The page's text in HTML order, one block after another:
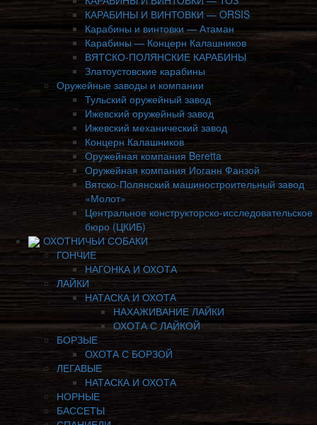
КАРАБИНЫ И ВИНТОВКИ — ORSIS
Карабины и винтовки — Атаман
Карабины — Концерн Калашников
ВЯТСКО-ПОЛЯНСКИЕ КАРАБИНЫ
Златоустовские карабины
Оружейные заводы и компании
Тульский оружейный завод
Ижевский оружейный завод
Ижевский механический завод
Концерн Калашников
Оружейная компания Beretta
Оружейная компания Иоганн Фанзой
Вятско-Полянский машиностроительный завод
«Молот»
Центральное конструкторско-исследовательское
бюро (ЦКИБ)
ОХОТНИЧЬИ СОБАКИ
ГОНЧИЕ
НАГОНКА И ОХОТА
ЛАЙКИ
НАТАСКА И ОХОТА
НАХАЖИВАНИЕ ЛАЙКИ
ОХОТА С ЛАЙКОЙ
БОРЗЫЕ
ОХОТА С БОРЗОЙ
ЛЕГАВЫЕ
НАТАСКА И ОХОТА
НОРНЫЕ
БАССЕТЫ